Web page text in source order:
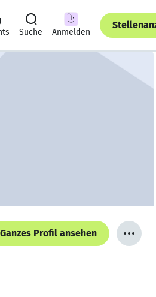
Suche Anmelden
Ganzes Profil ansehen